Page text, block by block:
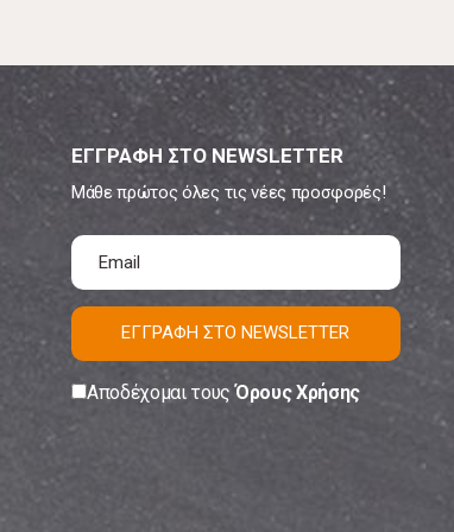
ΕΓΓΡΑΦΗ ΣΤΟ NEWSLETTER
Μάθε πρώτος όλες τις νέες προσφορές!
ΕΓΓΡΑΦΗ ΣΤΟ NEWSLETTER
Αποδέχομαι τουςΌρους Χρήσης